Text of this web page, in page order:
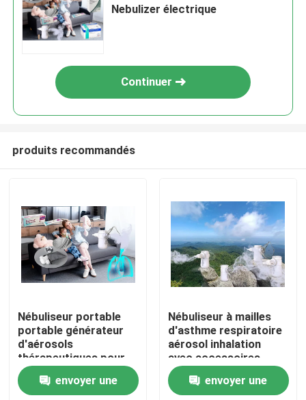
Maison
Produits
Nebulizer électrique
Continuer
produits recommandés
Nébuliseur portable
portable générateur
d'aérosols
thérapeutiques pour
enfants et adultes
envoyer une
Nébuliseur à mailles
d'asthme respiratoire
aérosol inhalation
avec accessoires
envoyer une